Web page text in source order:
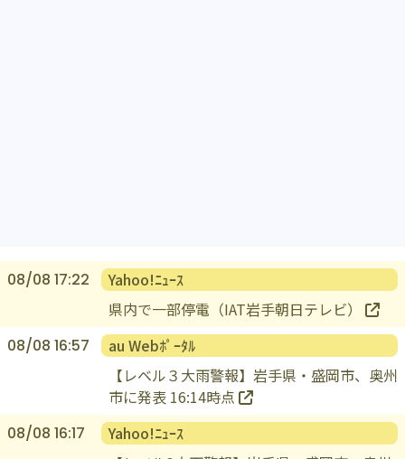
08/08 17:22
Yahoo!ﾆｭｰｽ
県内で一部停電（IAT岩手朝日テレビ）
08/08 16:57
au Webﾎﾟｰﾀﾙ
【レベル３大雨警報】岩手県・盛岡市、奥州
市に発表 16:14時点
08/08 16:17
Yahoo!ﾆｭｰｽ